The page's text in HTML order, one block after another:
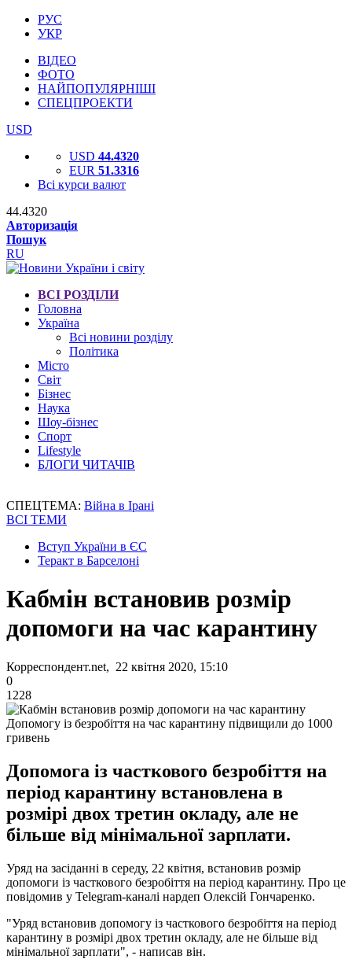
РУС
УКР
ВІДЕО
ФОТО
НАЙПОПУЛЯРНІШІ
СПЕЦПРОЕКТИ
USD
USD 44.4320
EUR 51.3316
Всі курси валют
44.4320
Авторизація
Пошук
RU
ВСІ РОЗДІЛИ
Головна
Україна
Всі новини розділу
Політика
Місто
Світ
Бізнес
Наука
Шоу-бізнес
Спорт
Lifestyle
БЛОГИ ЧИТАЧІВ
СПЕЦТЕМА: Війна в Ірані
ВСІ ТЕМИ
Вступ України в ЄС
Теракт в Барселоні
Кабмін встановив розмір
допомоги на час карантину
Корреспондент.net, 22 квітня 2020, 15:10
0
1228
Допомогу із безробіття на час карантину підвищили до 1000
гривень
Допомога із часткового безробіття на
період карантину встановлена в
розмірі двох третин окладу, але не
більше від мінімальної зарплати.
Уряд на засіданні в середу, 22 квітня, встановив розмір
допомоги із часткового безробіття на період карантину. Про це
повідомив у Telegram-каналі нардеп Олексій Гончаренко.
"Уряд встановив допомогу із часткового безробіття на період
карантину в розмірі двох третин окладу, але не більше від
мінімальної зарплати", - написав він.